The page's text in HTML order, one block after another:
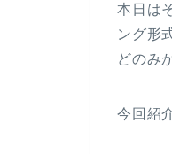
本日は
ング形
どのみ
今回紹